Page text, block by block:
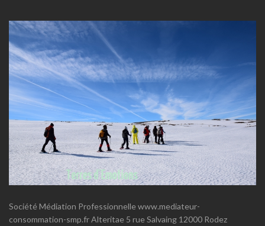
Société Médiation Professionnelle www.mediateur-
consommation-smp.fr Alteritae 5 rue Salvaing 12000 Rodez